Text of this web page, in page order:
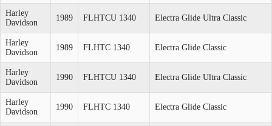
Harley
Davidson
1989 FLHTCU 1340 Electra Glide Ultra Classic
Harley
Davidson
1989 FLHTC 1340 Electra Glide Classic
Harley
Davidson
1990 FLHTCU 1340 Electra Glide Ultra Classic
Harley
Davidson
1990 FLHTC 1340 Electra Glide Classic